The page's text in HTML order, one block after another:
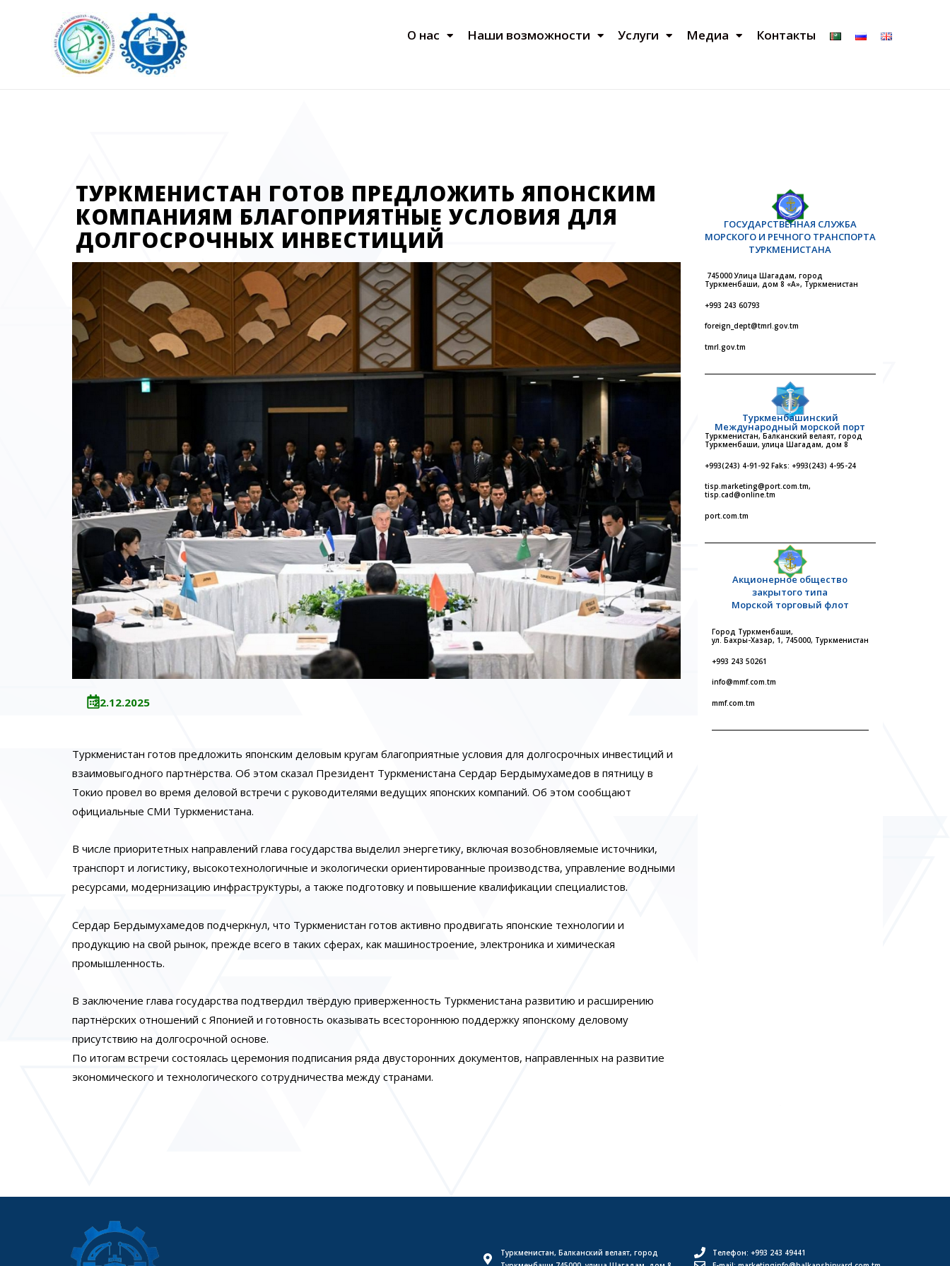
О нас Наши возможности Услуги Медиа Контакты
ТУРКМЕНИСТАН ГОТОВ ПРЕДЛОЖИТЬ ЯПОНСКИМ
КОМПАНИЯМ БЛАГОПРИЯТНЫЕ УСЛОВИЯ ДЛЯ
ДОЛГОСРОЧНЫХ ИНВЕСТИЦИЙ
22.12.2025
Туркменистан готов предложить японским деловым кругам благоприятные условия для долгосрочных инвестиций и
взаимовыгодного партнёрства. Об этом сказал Президент Туркменистана Сердар Бердымухамедов в пятницу в
Токио провел во время деловой встречи с руководителями ведущих японских компаний. Об этом сообщают
официальные СМИ Туркменистана.
В числе приоритетных направлений глава государства выделил энергетику, включая возобновляемые источники,
транспорт и логистику, высокотехнологичные и экологически ориентированные производства, управление водными
ресурсами, модернизацию инфраструктуры, а также подготовку и повышение квалификации специалистов.
Сердар Бердымухамедов подчеркнул, что Туркменистан готов активно продвигать японские технологии и
продукцию на свой рынок, прежде всего в таких сферах, как машиностроение, электроника и химическая
промышленность.
В заключение глава государства подтвердил твёрдую приверженность Туркменистана развитию и расширению
партнёрских отношений с Японией и готовность оказывать всестороннюю поддержку японскому деловому
присутствию на долгосрочной основе.
По итогам встречи состоялась церемония подписания ряда двусторонних документов, направленных на развитие
экономического и технологического сотрудничества между странами.
ГОСУДАРСТВЕННАЯ СЛУЖБА
МОРСКОГО И РЕЧНОГО ТРАНСПОРТА
ТУРКМЕНИСТАНА
745000 Улица Шагадам, город
Туркменбаши, дом 8 «А», Туркменистан
+993 243 60793
foreign_dept@tmrl.gov.tm
tmrl.gov.tm
Туркменбашинский
Международный морской порт
Туркменистан, Балканский велаят, город
Туркменбаши, улица Шагадам, дом 8
+993(243) 4-91-92 Faks: +993(243) 4-95-24
tisp.marketing@port.com.tm,
tisp.cad@online.tm
port.com.tm
Акционерное общество
закрытого типа
Морской торговый флот
Город Туркменбаши,
ул. Бахры-Хазар, 1, 745000, Туркменистан
+993 243 50261
info@mmf.com.tm
mmf.com.tm
Туркменистан, Балканский велаят, город
Телефон: +993 243 49441